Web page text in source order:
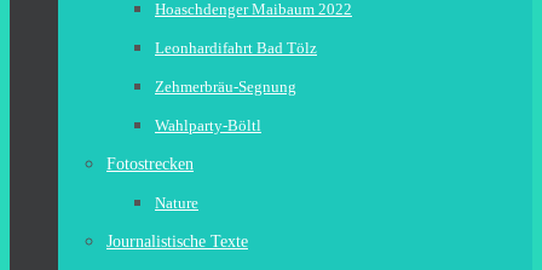
Hoaschdenger Maibaum 2022
Leonhardifahrt Bad Tölz
Zehmerbräu-Segnung
Wahlparty-Böltl
Fotostrecken
Nature
Journalistische Texte